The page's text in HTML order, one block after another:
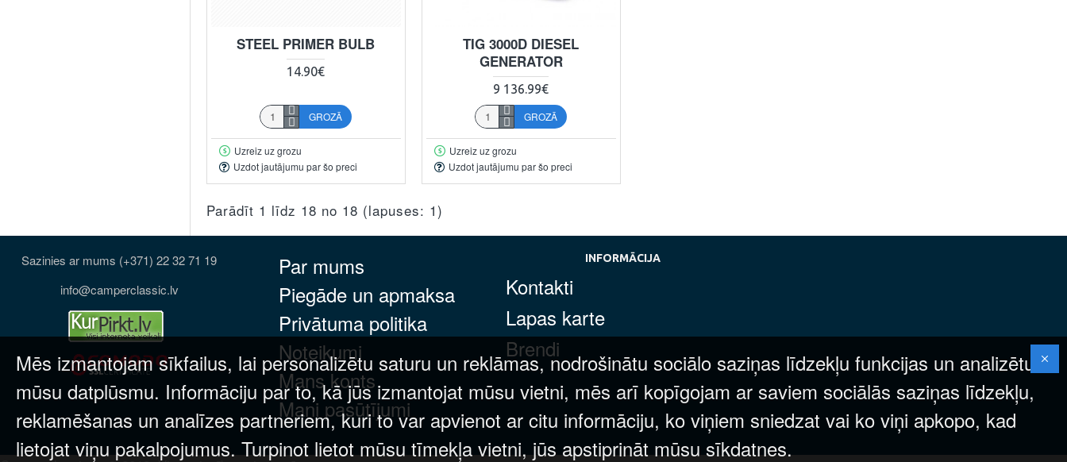
STEEL PRIMER BULB
14.90€
GROZĀ
Uzreiz uz grozu
Uzdot jautājumu par šo preci
TIG 3000D DIESEL
GENERATOR
9 136.99€
GROZĀ
Uzreiz uz grozu
Uzdot jautājumu par šo preci
Parādīt 1 līdz 18 no 18 (lapuses: 1)
Sazinies ar mums (+371) 22 32 71 19
info@camperclassic.lv
Par mums
Piegāde un apmaksa
Privātuma politika
Noteikumi
Mans konts
Mani pasūtījumi
INFORMĀCIJA
Kontakti
Lapas karte
Brendi
Mēs izmantojam sīkfailus, lai personalizētu saturu un reklāmas, nodrošinātu sociālo saziņas līdzekļu funkcijas un analizētu
mūsu datplūsmu. Informāciju par to, kā jūs izmantojat mūsu vietni, mēs arī kopīgojam ar saviem sociālās saziņas līdzekļu,
reklamēšanas un analīzes partneriem, kuri to var apvienot ar citu informāciju, ko viņiem sniedzat vai ko viņi apkopo, kad
lietojat viņu pakalpojumus. Turpinot lietot mūsu tīmekļa vietni, jūs apstiprināt mūsu sīkdatnes.